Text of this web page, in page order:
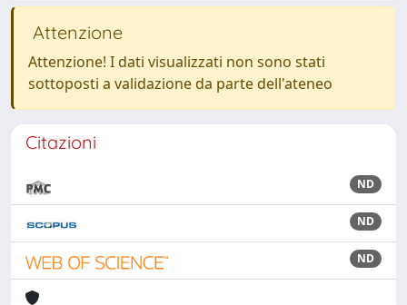
Attenzione
Attenzione! I dati visualizzati non sono stati
sottoposti a validazione da parte dell'ateneo
Citazioni
ND
ND
ND